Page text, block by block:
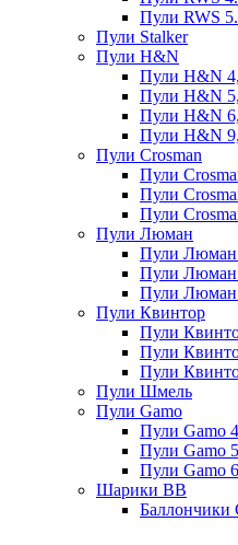
Пули RWS
Пули Stalker
Пули H&N
Пули H&N
Пули H&N
Пули H&N
Пули H&N
Пули Crosman
Пули
Пули
Пули
Пули Люман
Пули Люман
Пули Люман
Пули Люман
Пули Квинтор
Пули
Пули
Пули
Пули Шмель
Пули Gamo
Пули Gamo
Пули Gamo
Пули Gamo
Шарики BB
Баллончики